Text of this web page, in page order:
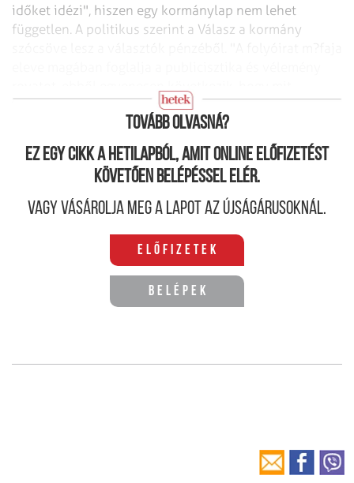
időket idézi", hiszen egy kormánylap nem lehet
független. A politikus szerint a Válasz a kormány
várhatunk azújságtól" – tette hozzá Lendvai.
Tovább olvasná?
Ez egy cikk a hetilapból, amit online előfizetést
követően belépéssel elér.
Vagy vásárolja meg a lapot az újságárusoknál.
Előfizetek
Belépek